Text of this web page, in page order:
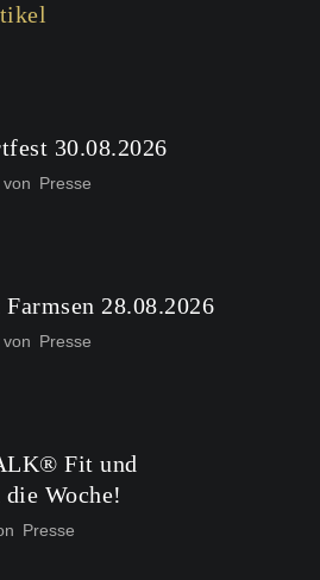
30.08.2026
von Presse
28.08.2026
von Presse
Fit und
Woche!
Presse